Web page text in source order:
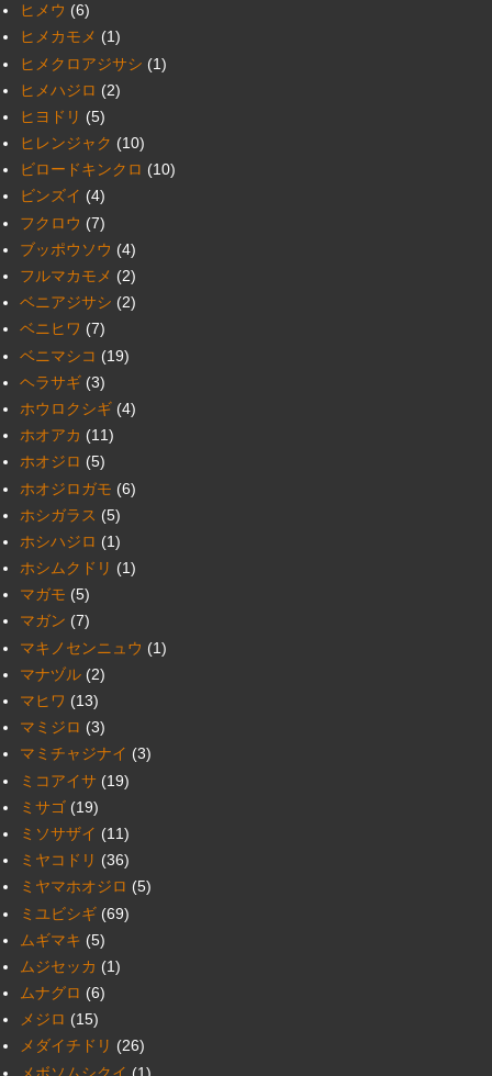
ヒメウ (6)
ヒメカモメ (1)
ヒメクロアジサシ (1)
ヒメハジロ (2)
ヒヨドリ (5)
ヒレンジャク (10)
ビロードキンクロ (10)
ビンズイ (4)
フクロウ (7)
ブッポウソウ (4)
フルマカモメ (2)
ベニアジサシ (2)
ベニヒワ (7)
ベニマシコ (19)
ヘラサギ (3)
ホウロクシギ (4)
ホオアカ (11)
ホオジロ (5)
ホオジロガモ (6)
ホシガラス (5)
ホシハジロ (1)
ホシムクドリ (1)
マガモ (5)
マガン (7)
マキノセンニュウ (1)
マナヅル (2)
マヒワ (13)
マミジロ (3)
マミチャジナイ (3)
ミコアイサ (19)
ミサゴ (19)
ミソサザイ (11)
ミヤコドリ (36)
ミヤマホオジロ (5)
ミユビシギ (69)
ムギマキ (5)
ムジセッカ (1)
ムナグロ (6)
メジロ (15)
メダイチドリ (26)
メボソムシクイ (1)